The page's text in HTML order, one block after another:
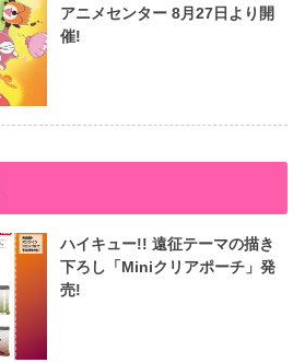
アニメセンター 8月27日より開
催!
ハイキュー!! 遠征テーマの描き
下ろし「Miniクリアポーチ」発
売!